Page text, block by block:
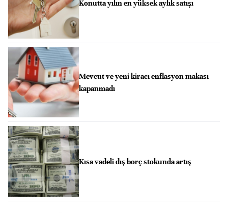
Konutta yılın en yüksek aylık satışı
Mevcut ve yeni kiracı enflasyon makası
kapanmadı
Kısa vadeli dış borç stokunda artış